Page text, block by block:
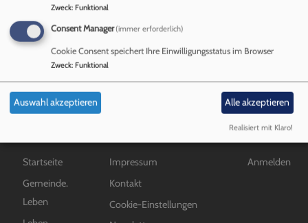
zur
Hauptnavigation
Startseite
Gemeinde.
Leben
Fußbereichsmenü
Impressum
Kontakt
Cookie-Einstellungen
Anmelden
Zweck: Funktional
Consent Manager (immer erforderlich)
Cookie Consent speichert Ihre Einwilligungsstatus im Browser
Zweck: Funktional
Auswahl akzeptieren Alle akzeptieren
Realisiert mit Klaro!